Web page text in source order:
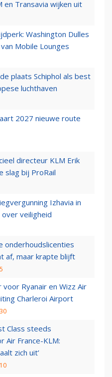
en Transavia wijken uit
Washington Dulles
Mobile Lounges
plaats Schiphol als best
luchthaven
2027 nieuwe route
directeur KLM Erik
slag bij ProRail
Izhavia in
veiligheid
onderhoudslicenties
af, maar krapte blijft
voor Ryanair en Wizz Air
Charleroi Airport
Class steeds
Air France-KLM:
zich uit’